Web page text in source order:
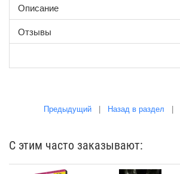
Описание
Отзывы
Предыдущий| Назад в раздел
С этим часто заказывают: